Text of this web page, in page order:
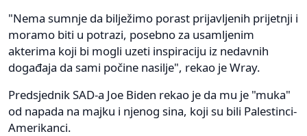
"Nema sumnje da bilježimo porast prijavljenih prijetnji i
moramo biti u potrazi, posebno za usamljenim
akterima koji bi mogli uzeti inspiraciju iz nedavnih
događaja da sami počine nasilje", rekao je Wray.
Predsjednik SAD-a Joe Biden rekao je da mu je "muka"
od napada na majku i njenog sina, koji su bili Palestinci-
Amerikanci.